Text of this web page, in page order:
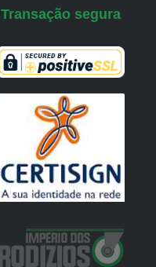
Transação segura